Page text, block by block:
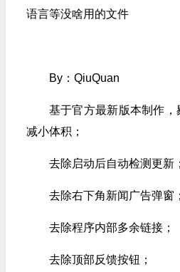
语言等没啥用的文件
By：QiuQuan
基于官方最新版本制作，
减小体积；
去除启动后自动检测更新；
去除右下角新闻广告弹窗；
去除程序内部多余链接；
去除顶部反馈按钮；